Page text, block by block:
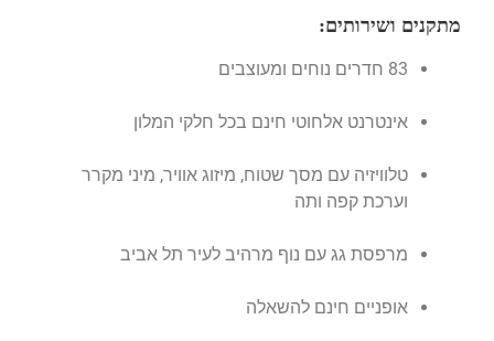
מתקנים ושירותים:
83 חדרים נוחים ומעוצבים
אינטרנט אלחוטי חינם בכל חלקי המלון
טלוויזיה עם מסך שטוח, מיזוג אוויר, מיני מקרר
וערכת קפה ותה
מרפסת גג עם נוף מרהיב לעיר תל אביב
אופניים חינם להשאלה